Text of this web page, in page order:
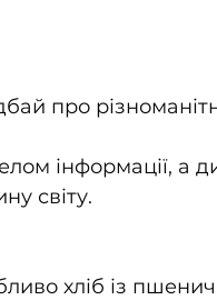
про
інформації, а
світу.
хліб із